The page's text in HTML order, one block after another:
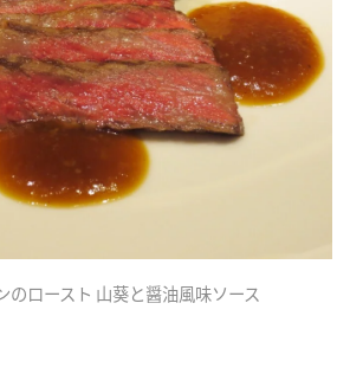
のロースト 山葵と醤油風味ソース